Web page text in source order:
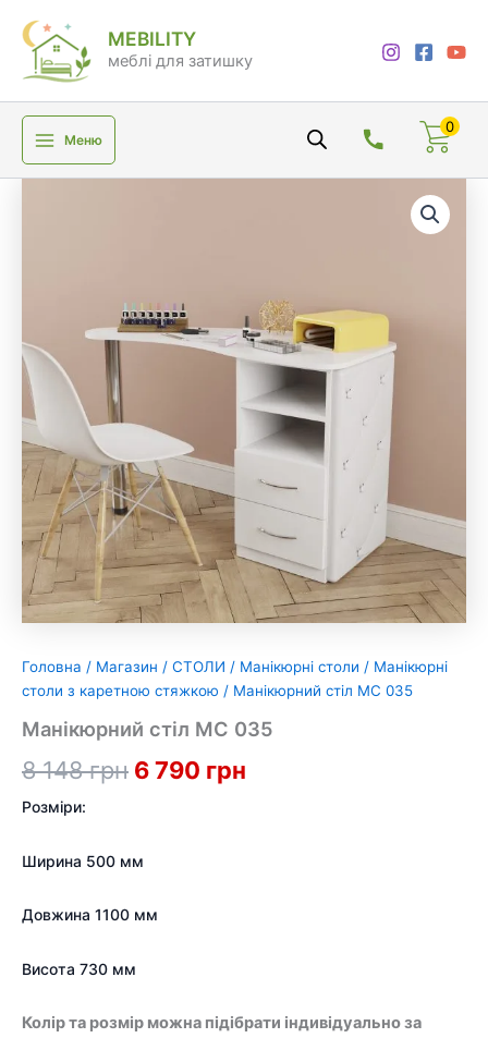
вмісту
MEBILITY
меблі для затишку
Меню
0
Головна / Магазин / СТОЛИ / Манікюрні столи / Манікюрні
столи з каретною стяжкою / Манікюрний стіл МС 035
Манікюрний стіл МС 035
8 148грн Оригінальна
6 790 грн
Розміри:
Ширина 500 мм
Довжина 1100 мм
Висота 730 мм
Колір та розмір можна підібрати індивідуально за